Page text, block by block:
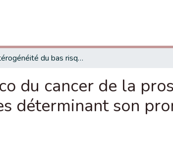
Hétérogénéité du bas risque D'Amico du cancer de la prostate et les facteurs biologiques et histologiques déterminant son pronostic.
du cancer de la
déterminant son